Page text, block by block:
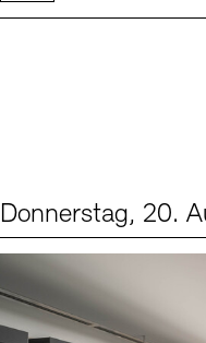
Donnerstag, 20.